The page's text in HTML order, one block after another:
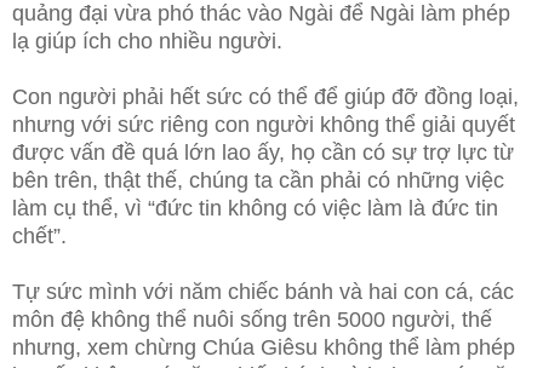
quảng đại vừa phó thác vào Ngài để Ngài làm phép
lạ giúp ích cho nhiều người.
Con người phải hết sức có thể để giúp đỡ đồng loại,
nhưng với sức riêng con người không thể giải quyết
được vấn đề quá lớn lao ấy, họ cần có sự trợ lực từ
bên trên, thật thế, chúng ta cần phải có những việc
làm cụ thể, vì “đức tin không có việc làm là đức tin
chết”.
Tự sức mình với năm chiếc bánh và hai con cá, các
môn đệ không thể nuôi sống trên 5000 người, thế
nhưng, xem chừng Chúa Giêsu không thể làm phép